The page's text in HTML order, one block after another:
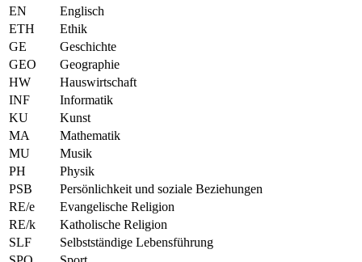
EN
Englisch
ETH
Ethik
GE
Geschichte
GEO
Geographie
HW
Hauswirtschaft
INF
Informatik
KU
Kunst
MA
Mathematik
MU
Musik
PH
Physik
PSB
Persönlichkeit und soziale Beziehungen
RE/e
Evangelische Religion
RE/k
Katholische Religion
SLF
Selbstständige Lebensführung